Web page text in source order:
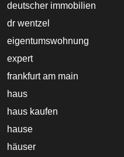
deutscher immobilien
dr wentzel
eigentumswohnung
expert
frankfurt am main
haus
haus kaufen
hause
häuser